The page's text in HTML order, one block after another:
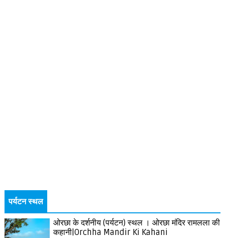
पर्यटन स्थल
ओरछा के दर्शनीय (पर्यटन) स्थल । ओरछा मंदिर रामलला की
कहानी|Orchha Mandir Ki Kahani